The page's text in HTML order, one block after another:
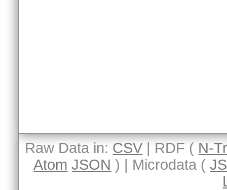
Raw Data in: CSV | RDF ( N-
Atom JSON ) | Microdata (